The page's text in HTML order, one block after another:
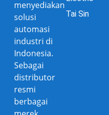
menyediakan
solusi
automasi
industri di
Indonesia.
Sebagai
distributor
resmi
berbagai
Tai Sin